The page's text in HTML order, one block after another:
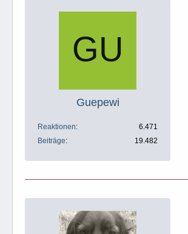
Guepewi
Reaktionen
6.471
Beiträge
19.482